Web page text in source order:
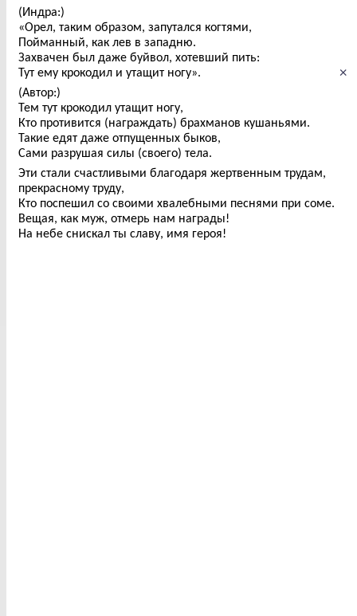
×
(Индра:)
«Орел, таким образом, запутался когтями,
Пойманный, как лев в западню.
Захвачен был даже буйвол, хотевший пить:
Тут ему крокодил и утащит ногу».
(Автор:)
Тем тут крокодил утащит ногу,
Кто противится (награждать) брахманов кушаньями.
Такие едят даже отпущенных быков,
Сами разрушая силы (своего) тела.
Эти стали счастливыми благодаря жертвенным трудам,
прекрасному труду,
Кто поспешил со своими хвалебными песнями при соме.
Вещая, как муж, отмерь нам награды!
На небе снискал ты славу, имя героя!